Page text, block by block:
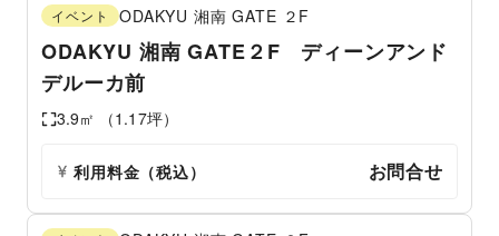
イベント ODAKYU 湘南 GATE ２F
ODAKYU 湘南 GATE２F ディーンアンド
デルーカ前
3.9㎡ （1.17坪）
利用料金（税込） お問合せ